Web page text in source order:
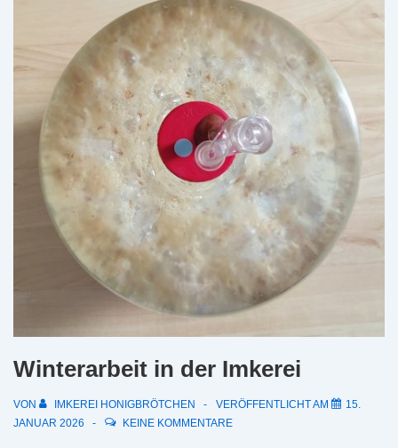
Winterarbeit in der Imkerei
VON IMKEREI HONIGBRÖTCHEN VERÖFFENTLICHT AM
15.
JANUAR 2026
KEINE KOMMENTARE